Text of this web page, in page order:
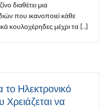
διαθέτει μια
που ικανοποιεί κάθε
κουλοχέρηδες μέχρι τα […]
Ηλεκτρονικό
να